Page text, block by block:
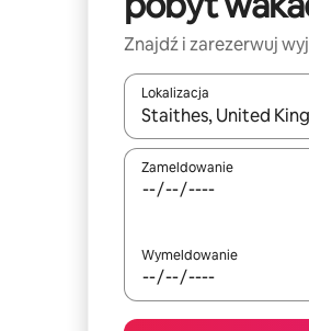
Znajdź i zarezerwuj
Lokalizacja
Gdy wyniki będą
Zameldowanie
Wymeldowanie